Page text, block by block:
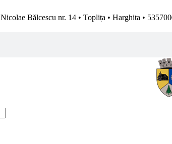
Nicolae Bălcescu nr. 14 • Toplița • Harghita • 535700